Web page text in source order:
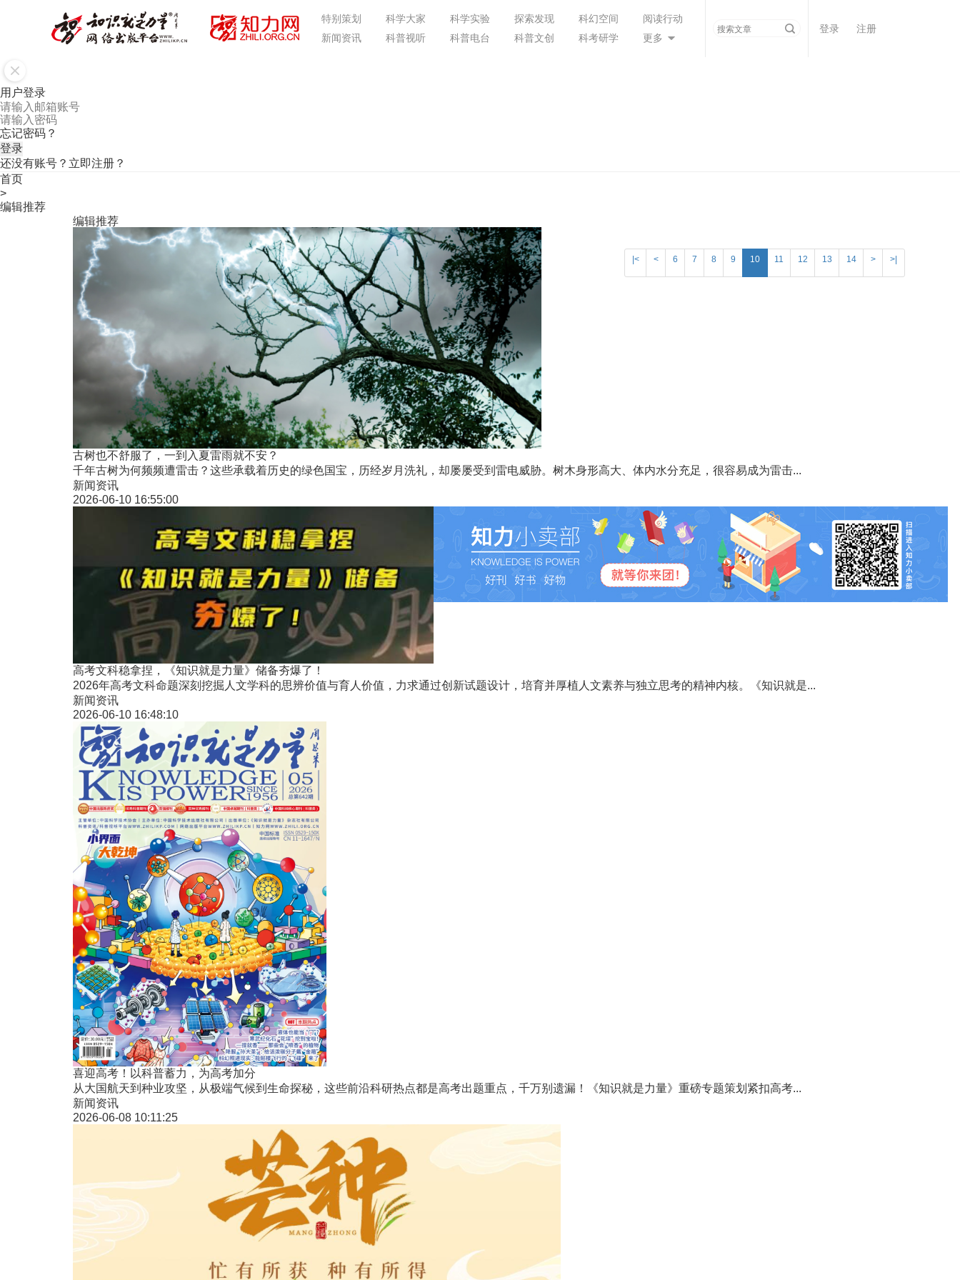
特别策划 科学大家 科学实验 探索发现 科幻空间
阅读行动
新闻资讯
科普视听 科普电台 科普文创 科考研学 更多
登录 注册
用户登录
忘记密码？
还没有账号？ 立即注册？
首页
>
编辑推荐
编辑推荐
古树也不舒服了，一到入夏雷雨就不安？
千年古树为何频频遭雷击？这些承载着历史的绿色国宝，历经岁月洗礼，却屡屡受到雷电威胁。树木身形高大、体内水分充足，很容易成为雷击...
新闻资讯
2026-06-10 16:55:00
高考文科稳拿捏，《知识就是力量》储备夯爆了！
2026年高考文科命题深刻挖掘人文学科的思辨价值与育人价值，力求通过创新试题设计，培育并厚植人文素养与独立思考的精神内核。《知识就是...
新闻资讯
2026-06-10 16:48:10
喜迎高考！以科普蓄力，为高考加分
从大国航天到种业攻坚，从极端气候到生命探秘，这些前沿科研热点都是高考出题重点，千万别遗漏！《知识就是力量》重磅专题策划紧扣高考...
新闻资讯
2026-06-08 10:11:25
|< < 6 7 8 9 10 11 12 13 14 > >|